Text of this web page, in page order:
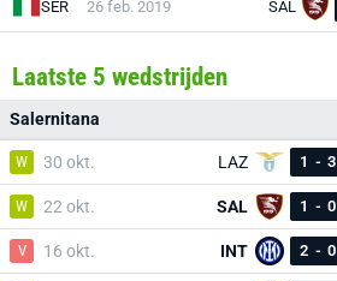
SER 26 feb. 2019 SAL
Laatste 5 wedstrijden
Salernitana
W 30 okt. LAZ 1 - 3
W 22 okt. SAL 1 - 0
V 16 okt. INT 2 - 0